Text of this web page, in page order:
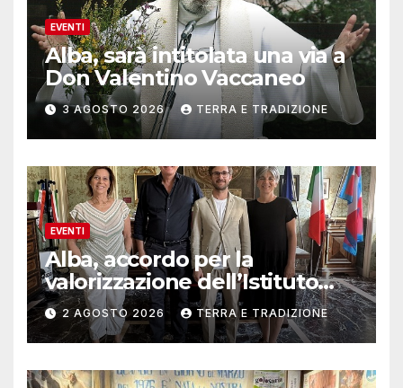
EVENTI
Alba, sarà intitolata una via a
Don Valentino Vaccaneo
3 AGOSTO 2026 TERRA E TRADIZIONE
EVENTI
Alba, accordo per la
valorizzazione dell’Istituto
musicale Rocca
2 AGOSTO 2026 TERRA E TRADIZIONE